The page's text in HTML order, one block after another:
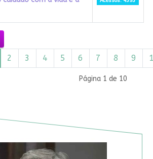
Página 1 de 10
2 3 4 5 6 7 8 9